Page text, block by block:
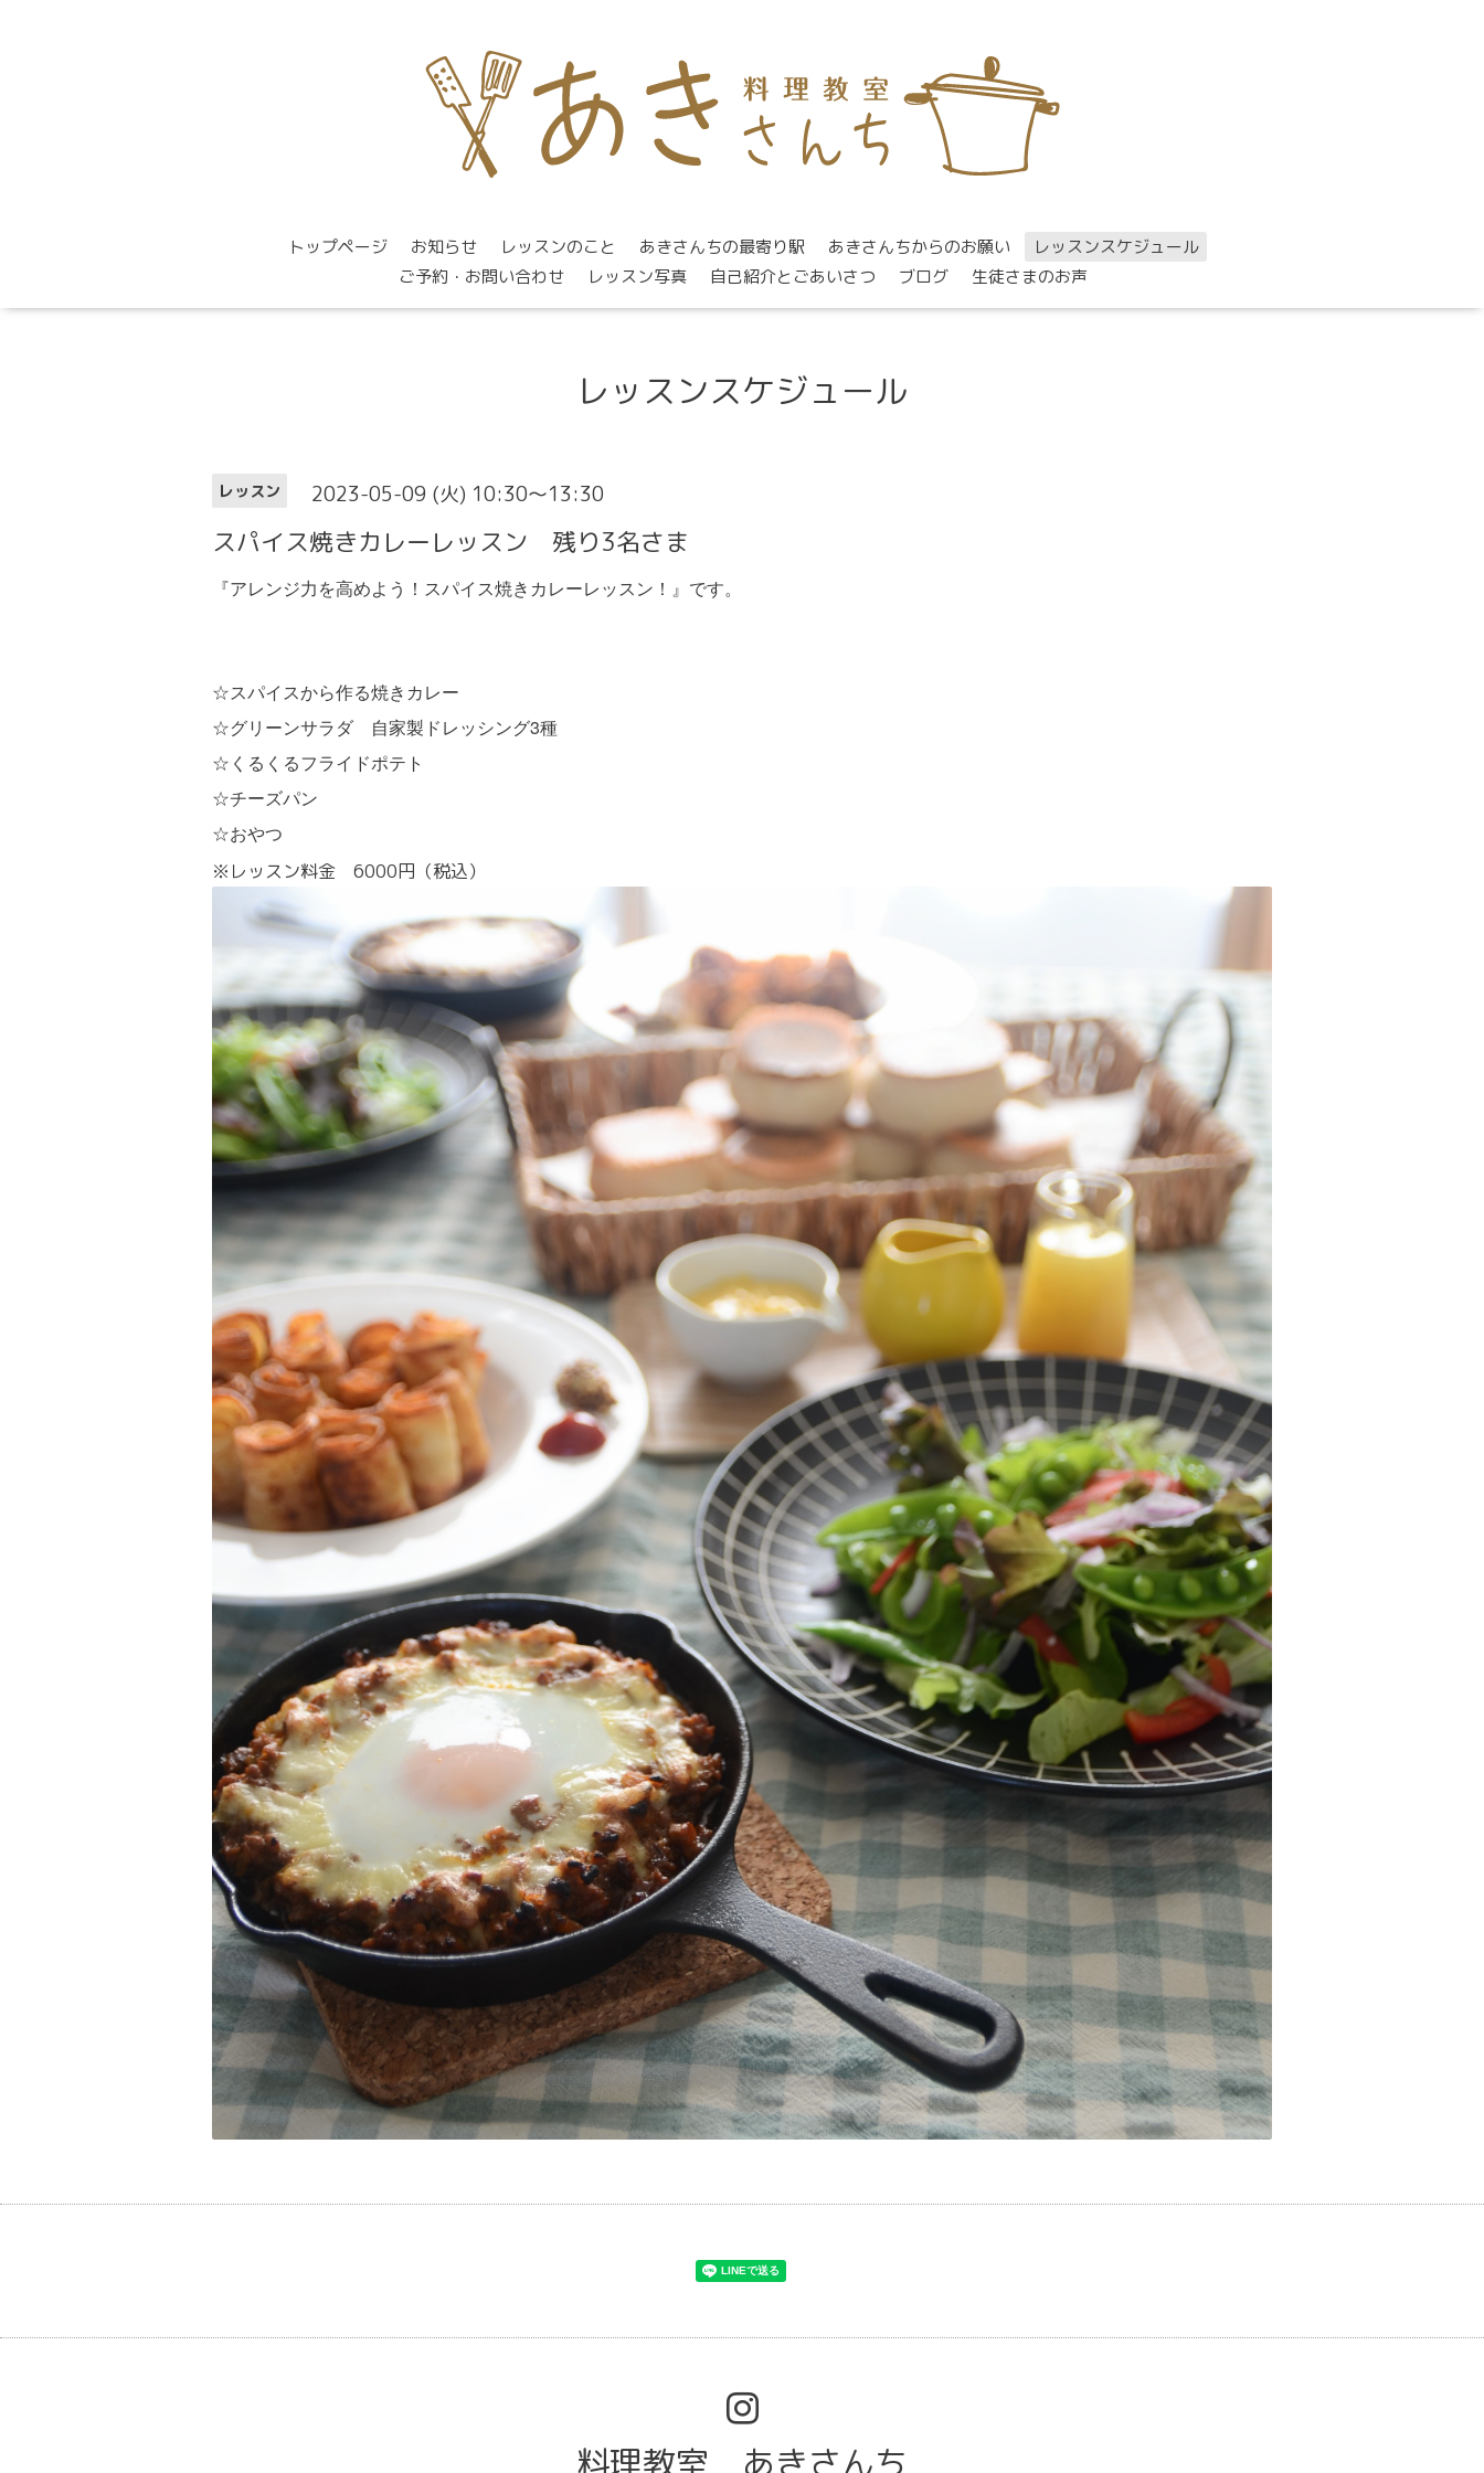
トップページ お知らせ レッスンのこと あきさんちの最寄り駅 あきさんちからのお願い
レッスンスケジュール
ご予約・お問い合わせ
レッスン写真 自己紹介とごあいさつ ブログ 生徒さまのお声
レッスンスケジュール
レッスン 2023-05-09 (火) 10:30～13:30
スパイス焼きカレーレッスン 残り3名さま
『アレンジ力を高めよう！スパイス焼きカレーレッスン！』です。
☆スパイスから作る焼きカレー
☆グリーンサラダ 自家製ドレッシング3種
☆くるくるフライドポテト
☆チーズパン
☆おやつ
※レッスン料金 6000円（税込）
料理教室 あきさんち